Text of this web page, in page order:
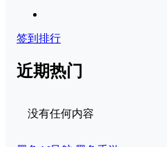
签到排行
近期热门
没有任何内容